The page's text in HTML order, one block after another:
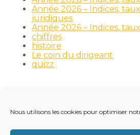
Nous utilisons les cookies pour optimiser
Année 2026 – Indices,
juridiques
Année 2026 – Indices,
chiffres
histoire
Le coin du dirigeant
quizz
Principale